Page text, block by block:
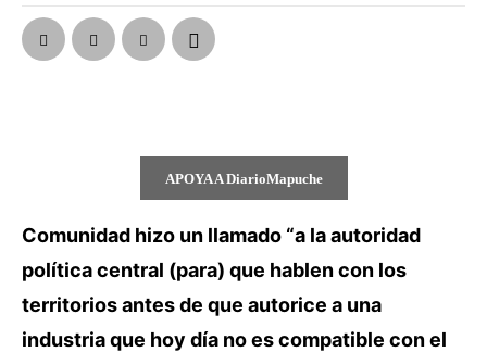
APOYA A DiarioMapuche
Comunidad hizo un llamado “a la autoridad
política central (para) que hablen con los
territorios antes de que autorice a una
industria que hoy día no es compatible con el